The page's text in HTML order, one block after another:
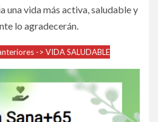
una vida más activa, saludable y
lo agradecerán.
-> VIDA SALUDABLE